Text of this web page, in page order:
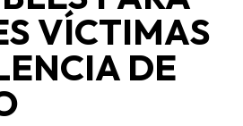
VÍCTIMAS
DE